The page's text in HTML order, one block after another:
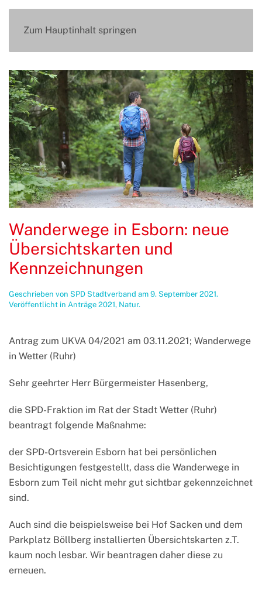
Zum Hauptinhalt springen
Wanderwege in Esborn: neue
Übersichtskarten und
Kennzeichnungen
Geschrieben von SPD Stadtverband am 9. September 2021.
Veröffentlicht in Anträge 2021, Natur.
Antrag zum UKVA 04/2021 am 03.11.2021; Wanderwege
in Wetter (Ruhr)
Sehr geehrter Herr Bürgermeister Hasenberg,
die SPD-Fraktion im Rat der Stadt Wetter (Ruhr)
beantragt folgende Maßnahme:
der SPD-Ortsverein Esborn hat bei persönlichen
Besichtigungen festgestellt, dass die Wanderwege in
Esborn zum Teil nicht mehr gut sichtbar gekennzeichnet
sind.
Auch sind die beispielsweise bei Hof Sacken und dem
Parkplatz Böllberg installierten Übersichtskarten z.T.
kaum noch lesbar. Wir beantragen daher diese zu
erneuen.